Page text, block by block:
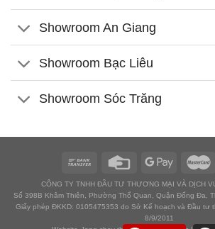
Showroom An Giang
Showroom Bạc Liêu
Showroom Sóc Trăng
CÔNG TY TNHH ĐẦU TƯ THƯƠNG MẠI VÀ DỊCH
Số 398B Khâm Thiên, Phường Thổ Quan, Quận Đống Đa,
Giấy phép ĐKKD: 0105475353 do Sở Kế hoạch và Đầu tư
8/9/2011